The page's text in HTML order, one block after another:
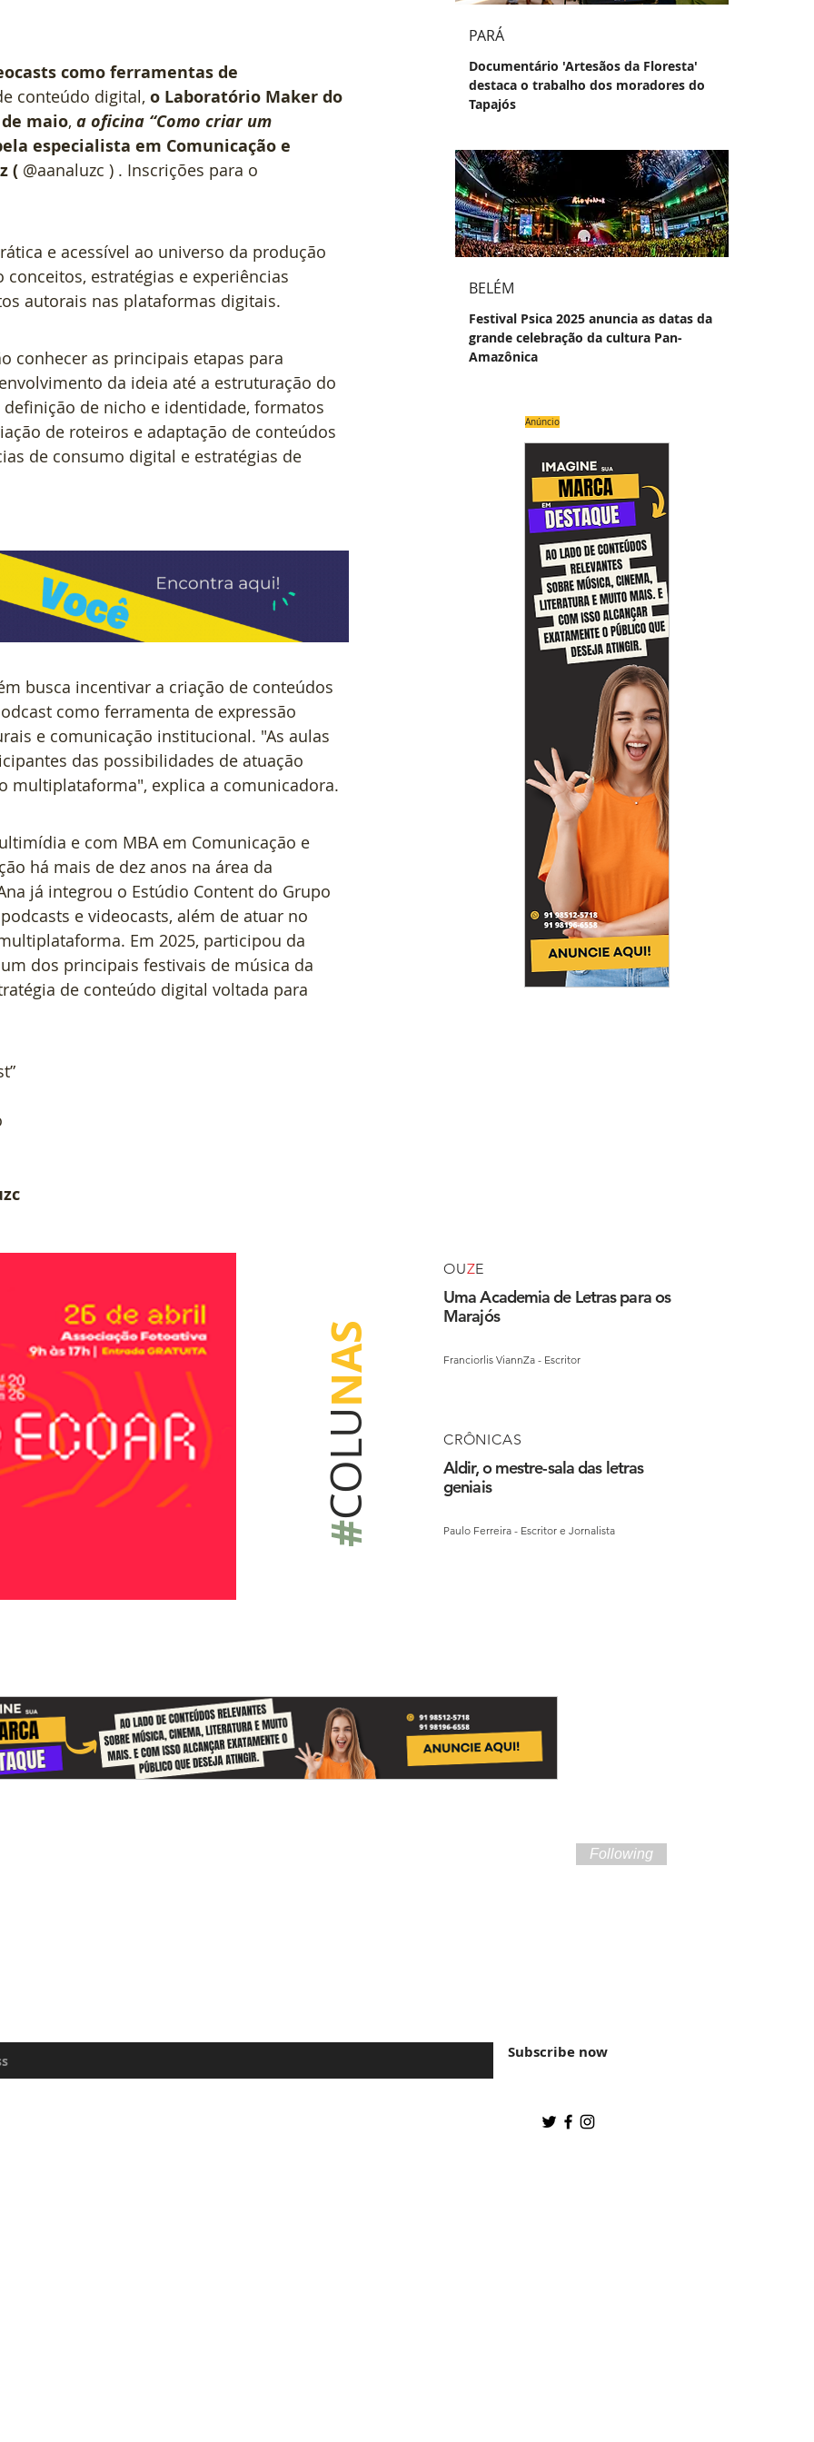
como ferramentas de
conteúdo digital, o Laboratório Maker do
maio, a oficina “Como criar um
especialista em Comunicação e
( @aanaluzc ) . Inscrições para o
e acessível ao universo da produção
estratégias e experiências
autorais nas plataformas digitais.
conhecer as principais etapas para
da ideia até a estruturação do
de nicho e identidade, formatos
de roteiros e adaptação de conteúdos
de consumo digital e estratégias de
busca incentivar a criação de conteúdos
como ferramenta de expressão
e comunicação institucional. "As aulas
das possibilidades de atuação
multiplataforma", explica a comunicadora.
e com MBA em Comunicação e
há mais de dez anos na área da
já integrou o Estúdio Content do Grupo
e videocasts, além de atuar no
Em 2025, participou da
dos principais festivais de música da
de conteúdo digital voltada para
PARÁ
Documentário 'Artesãos da Floresta'
destaca o trabalho dos moradores do
Tapajós
BELÉM
Festival Psica 2025 anuncia as datas da
grande celebração da cultura Pan-
Amazônica
Anúncio
#
COLU
NAS
OUZE
Uma Academia de Letras para os
Marajós
Franciorlis ViannZa - Escritor
CRÔNICAS
Aldir, o mestre-sala das letras
geniais
Paulo Ferreira - Escritor e Jornalista
Following
Subscribe now